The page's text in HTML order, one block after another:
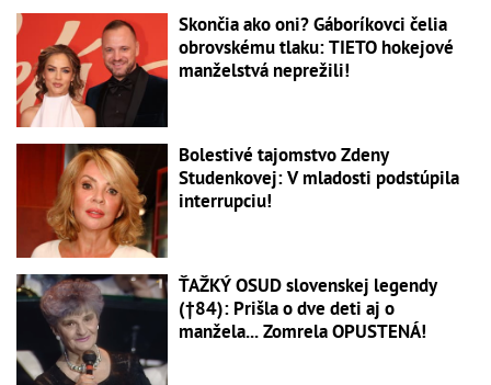
Skončia ako oni? Gáboríkovci čelia
obrovskému tlaku: TIETO hokejové
manželstvá neprežili!
Bolestivé tajomstvo Zdeny
Studenkovej: V mladosti podstúpila
interrupciu!
ŤAŽKÝ OSUD slovenskej legendy
(†84): Prišla o dve deti aj o
manžela... Zomrela OPUSTENÁ!